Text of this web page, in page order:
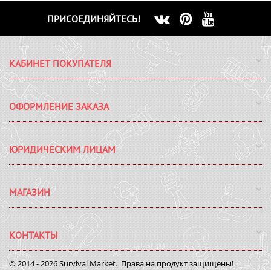
ПРИСОЕДИНЯЙТЕСЬ!
КАБИНЕТ ПОКУПАТЕЛЯ
ОФОРМЛЕНИЕ ЗАКАЗА
ЮРИДИЧЕСКИМ ЛИЦАМ
МАГАЗИН
КОНТАКТЫ
© 2014 - 2026 Survival Market. Права на продукт защищены!